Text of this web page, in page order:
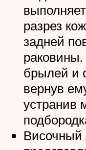
разрез
задней
брылей и
вернув
устранив
Височный